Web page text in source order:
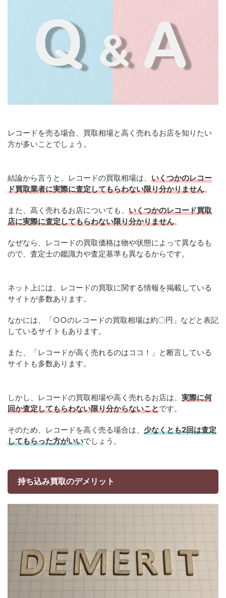
レコードを売る場合、買取相場と高く売れるお店を知りたい
方が多いことでしょう。
結論から言うと、レコードの買取相場は、 いくつかのレコー
ド買取業者に実際に査定してもらわない限り分かりません。
また、高く売れるお店についても、 いくつかのレコード買取
店に実際に査定してもらわない限り分かりません。
なぜなら、レコードの買取価格は物や状態によって異なるも
ので、査定士の鑑識力や査定基準も異なるからです。
ネット上には、レコードの買取に関する情報を掲載している
サイトが多数あります。
なかには、「○○のレコードの買取相場は約〇円」などと表記
しているサイトもあります。
また、「レコードが高く売れるのはココ！」と断言している
サイトも多数あります。
しかし、レコードの買取相場や高く売れるお店は、 実際に何
回か査定してもらわない限り分からないことです。
そのため、レコードを高く売る場合は、 少なくとも2回は査定
してもらった方がいいでしょう。
持ち込み買取のデメリット